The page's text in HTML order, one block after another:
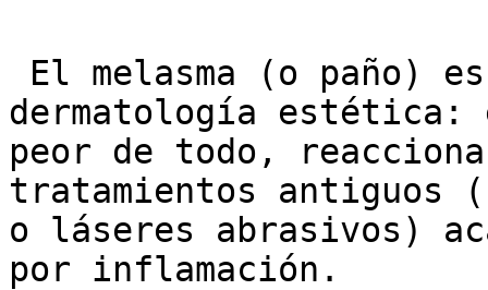
dermatología
peor de todo,
tratamientos antiguos
o láseres abrasivos)
por inflamación.